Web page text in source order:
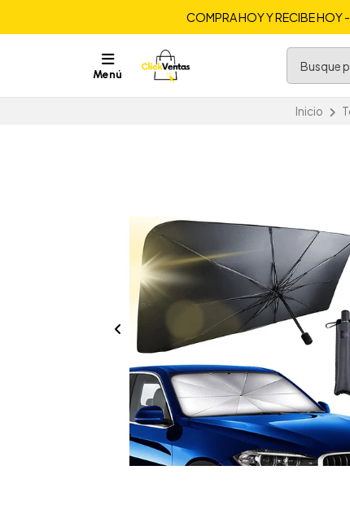
COMPRA HOY Y RECIBE HOY
Menú
Inicio